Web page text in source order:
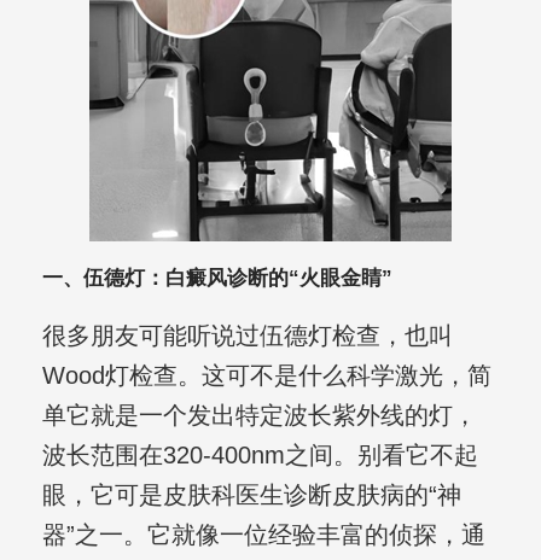
一、伍德灯：白癜风诊断的“火眼金睛”
很多朋友可能听说过伍德灯检查，也叫
Wood灯检查。这可不是什么科学激光，简
单它就是一个发出特定波长紫外线的灯，
波长范围在320-400nm之间。别看它不起
眼，它可是皮肤科医生诊断皮肤病的“神
器”之一。它就像一位经验丰富的侦探，通